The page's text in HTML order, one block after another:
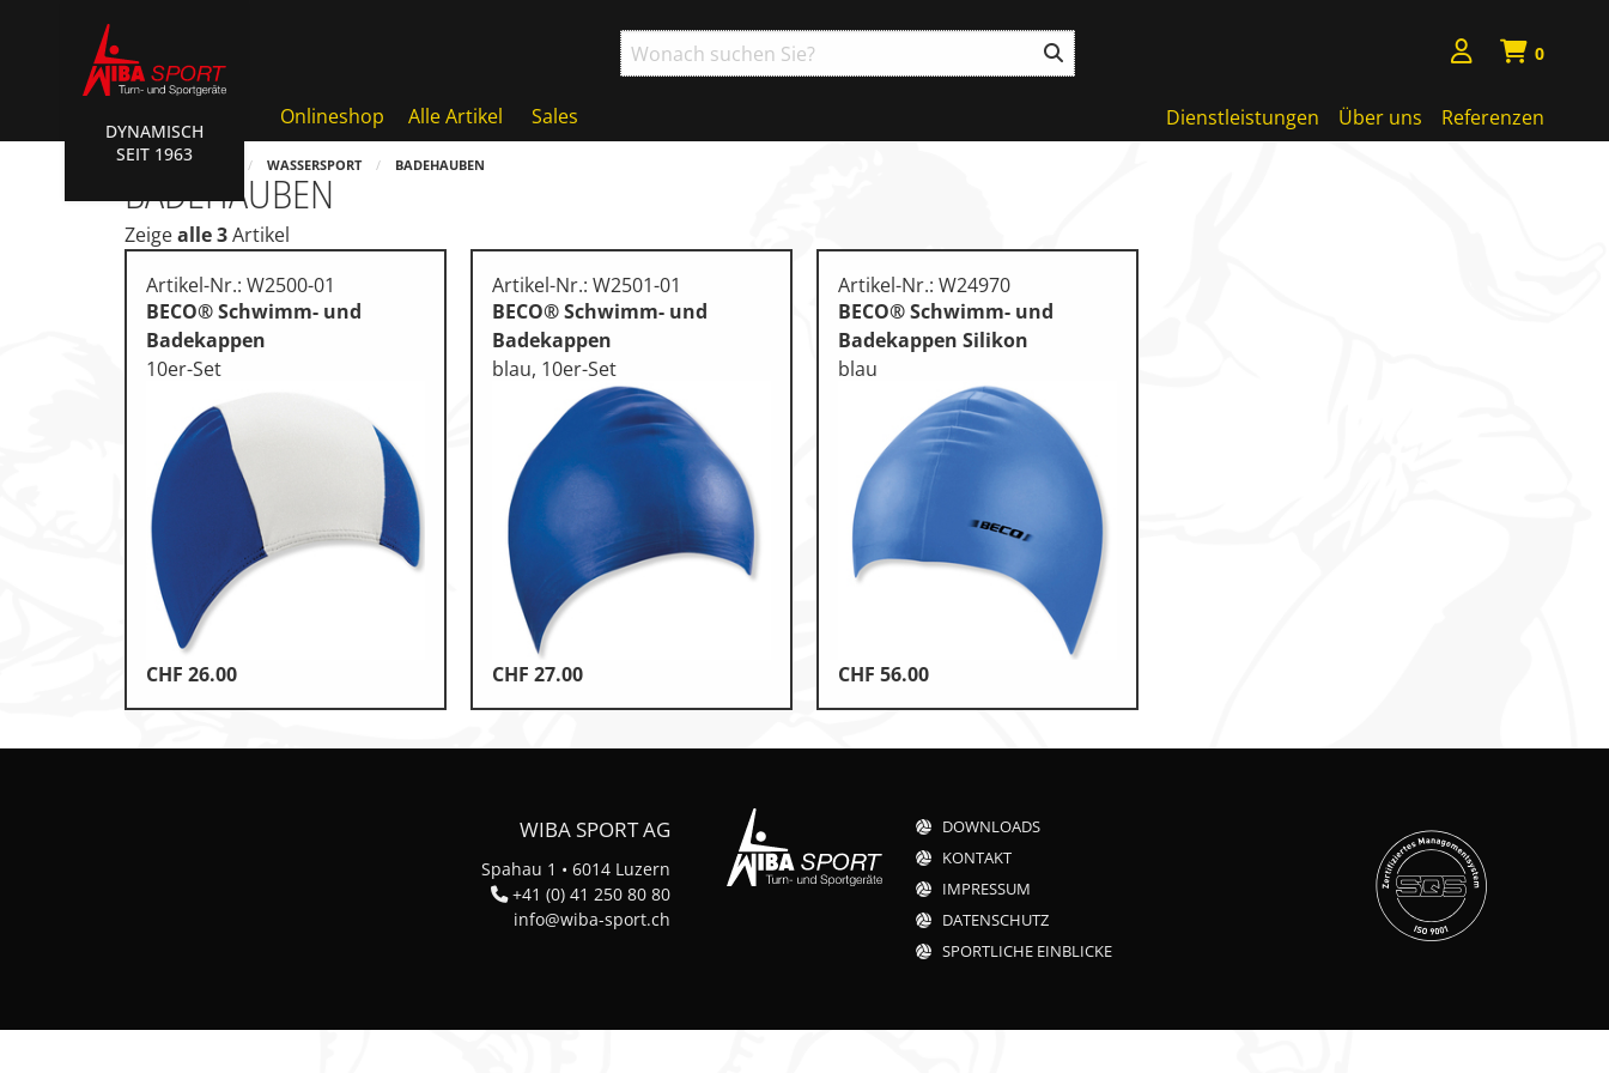
DYNAMISCH
SEIT 1963
0
Onlineshop Alle Artikel
Sales
AKTIONEN • WIBA SPORT
Badminton • Faustball
Basketball Systeme
Bälle • Ballzubehör
Fussball • Handballtore
Hockey • Tchouk • Funball
Kampfsport
Klettern & Bouldern
Spielgeräte • Psychomotorik
Technische Dokumentation
Training • Vereinsbedarf
Wassersport
Dienstleistungen Über uns Referenzen
HOME WASSERSPORT BADEHAUBEN
BADEHAUBEN
Zeigealle 3Artikel
Artikel-Nr.: W2500-01
BECO® Schwimm- und
Badekappen
10er-Set
CHF 26.00
Artikel-Nr.: W2501-01
BECO® Schwimm- und
Badekappen
blau, 10er-Set
CHF 27.00
Artikel-Nr.: W24970
BECO® Schwimm- und
Badekappen Silikon
blau
CHF 56.00
WIBA SPORT AG
Spahau 1 • 6014 Luzern
+41 (0) 41 250 80 80
info@wiba-sport.ch
DOWNLOADS
KONTAKT
IMPRESSUM
DATENSCHUTZ
SPORTLICHE EINBLICKE